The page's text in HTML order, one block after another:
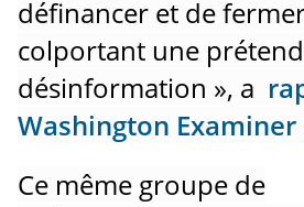
définancer et de
colportant une
désinformation », a
Washington Examiner
Ce même groupe de